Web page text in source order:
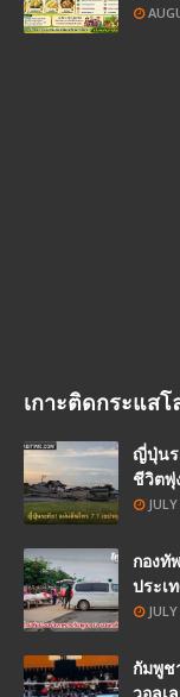
เกาะติดกระแสโ
ญี่ปุ่นร
ชีวิตพุ่
กองทั
ประเ
กัมพูช
วอลเ